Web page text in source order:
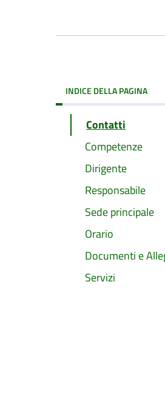
INDICE DELLA PAGINA
Contatti
Competenze
Dirigente
Responsabile
Sede principale
Orario
Documenti e
Servizi